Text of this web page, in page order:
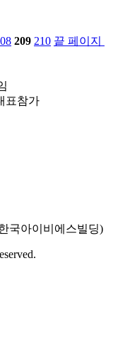
209 210 끝 페이지
표참가
국아이비에스빌딩)